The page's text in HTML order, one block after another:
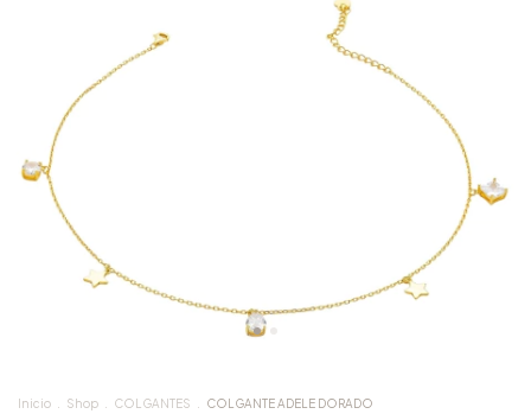
Inicio Shop COLGANTES COLGANTE ADELE DORADO